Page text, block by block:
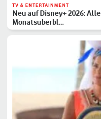
TV & ENTERTAINMENT
Neu auf Disney+ 2026:
Monatsüberbl…